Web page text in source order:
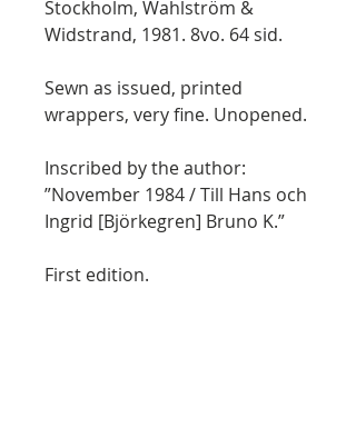
Stockholm, Wahlström &
Widstrand, 1981. 8vo. 64 sid.
Sewn as issued, printed
wrappers, very fine. Unopened.
Inscribed by the author:
”November 1984 / Till Hans och
Ingrid [Björkegren] Bruno K.”
First edition.